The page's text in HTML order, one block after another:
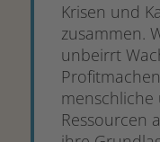
Krisen und
zusammen.
unbeirrt
Ressourcen